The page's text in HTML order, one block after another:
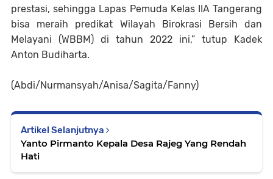
prestasi, sehingga Lapas Pemuda Kelas IIA Tangerang
bisa meraih predikat Wilayah Birokrasi Bersih dan
Melayani (WBBM) di tahun 2022 ini,” tutup Kadek
Anton Budiharta.
(Abdi/Nurmansyah/Anisa/Sagita/Fanny)
Artikel Selanjutnya
Yanto Pirmanto Kepala Desa Rajeg Yang Rendah
Hati